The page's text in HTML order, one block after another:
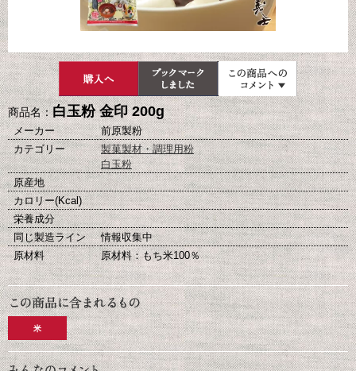
商品名：白玉粉 金印 200g
メーカー
前原製粉
カテゴリー
製菓製材・調理用粉
白玉粉
原産地
カロリー(Kcal)
栄養成分
同じ製造ライン
情報収集中
原材料
原材料：もち米100％
米